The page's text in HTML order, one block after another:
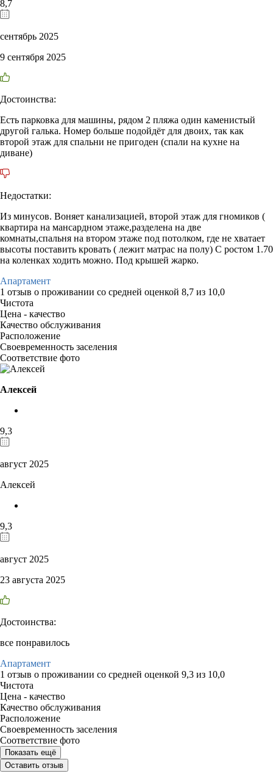
8,7
сентябрь 2025
9 сентября 2025
Достоинства:
Есть парковка для машины, рядом 2 пляжа один каменистый
другой галька. Номер больше подойдёт для двоих, так как
второй этаж для спальни не пригоден (спали на кухне на
диване)
Недостатки:
Из минусов. Воняет канализацией, второй этаж для гномиков (
квартира на мансардном этаже,разделена на две
комнаты,спальня на втором этаже под потолком, где не хватает
высоты поставить кровать ( лежит матрас на полу) С ростом 1.70
на коленках ходить можно. Под крышей жарко.
Апартамент
1 отзыв о проживании со средней оценкой 8,7 из 10,0
Чистота
Цена - качество
Качество обслуживания
Расположение
Своевременность заселения
Соответствие фото
Алексей
9,3
август 2025
Алексей
9,3
август 2025
23 августа 2025
Достоинства:
все понравилось
Апартамент
1 отзыв о проживании со средней оценкой 9,3 из 10,0
Чистота
Цена - качество
Качество обслуживания
Расположение
Своевременность заселения
Соответствие фото
Показать ещё
Оставить отзыв